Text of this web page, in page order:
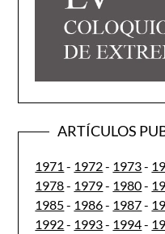
ARTÍCULOS
1971 - 1972- 1973-
1978- 1979- 1980-
1985- 1986- 1987-
1992- 1993- 1994-